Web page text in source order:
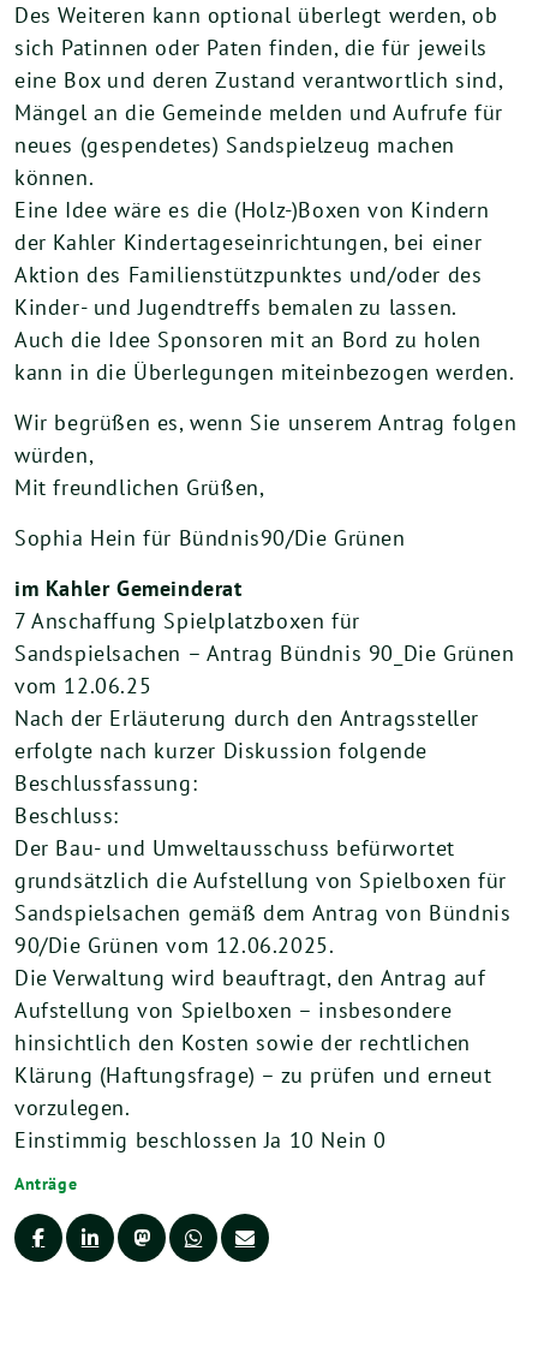
Des Weiteren kann optional überlegt werden, ob
sich Patinnen oder Paten finden, die für jeweils
eine Box und deren Zustand verantwortlich sind,
Mängel an die Gemeinde melden und Aufrufe für
neues (gespendetes) Sandspielzeug machen
können.
Eine Idee wäre es die (Holz-)Boxen von Kindern
der Kahler Kindertageseinrichtungen, bei einer
Aktion des Familienstützpunktes und/oder des
Kinder- und Jugendtreffs bemalen zu lassen.
Auch die Idee Sponsoren mit an Bord zu holen
kann in die Überlegungen miteinbezogen werden.
Wir begrüßen es, wenn Sie unserem Antrag folgen
würden,
Mit freundlichen Grüßen,
Sophia Hein für Bündnis90/Die Grünen
im Kahler Gemeinderat
7 Anschaffung Spielplatzboxen für
Sandspielsachen – Antrag Bündnis 90_Die Grünen
vom 12.06.25
Nach der Erläuterung durch den Antragssteller
erfolgte nach kurzer Diskussion folgende
Beschlussfassung:
Beschluss:
Der Bau- und Umweltausschuss befürwortet
grundsätzlich die Aufstellung von Spielboxen für
Sandspielsachen gemäß dem Antrag von Bündnis
90/Die Grünen vom 12.06.2025.
Die Verwaltung wird beauftragt, den Antrag auf
Aufstellung von Spielboxen – insbesondere
hinsichtlich den Kosten sowie der rechtlichen
Klärung (Haftungsfrage) – zu prüfen und erneut
vorzulegen.
Einstimmig beschlossen Ja 10 Nein 0
Anträge